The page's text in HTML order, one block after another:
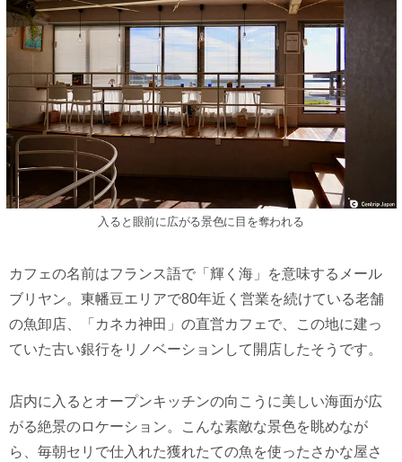
入ると眼前に広がる景色に目を奪われる
カフェの名前はフランス語で「輝く海」を意味するメール
ブリヤン。東幡豆エリアで80年近く営業を続けている老舗
の魚卸店、「カネカ神田」の直営カフェで、この地に建っ
ていた古い銀行をリノベーションして開店したそうです。
店内に入るとオープンキッチンの向こうに美しい海面が広
がる絶景のロケーション。こんな素敵な景色を眺めなが
ら、毎朝セリで仕入れた獲れたての魚を使ったさかな屋さ